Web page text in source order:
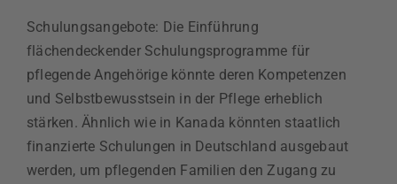
Schulungsangebote: Die Einführung
flächendeckender Schulungsprogramme für
pflegende Angehörige könnte deren Kompetenzen
und Selbstbewusstsein in der Pflege erheblich
stärken. Ähnlich wie in Kanada könnten staatlich
finanzierte Schulungen in Deutschland ausgebaut
werden, um pflegenden Familien den Zugang zu